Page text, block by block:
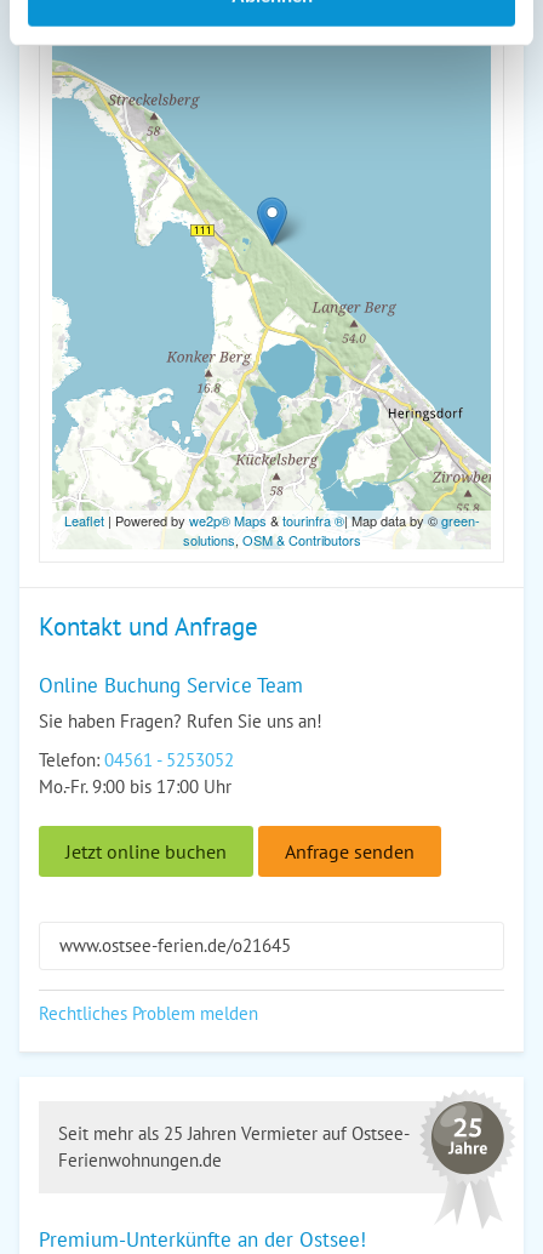
Leaflet| Powered bywe2p® Maps &tourinfra ®| Map data by ©green-
solutions, OSM & Contributors
Kontakt und Anfrage
Online Buchung Service Team
Sie haben Fragen? Rufen Sie uns an!
Telefon: 04561 - 5253052
Mo.-Fr. 9:00 bis 17:00 Uhr
Jetzt online buchen Anfrage senden
www.ostsee-ferien.de/o21645
Rechtliches Problem melden
Seit mehr als 25 Jahren Vermieter auf Ostsee-
Ferienwohnungen.de
Premium-Unterkünfte an der Ostsee!